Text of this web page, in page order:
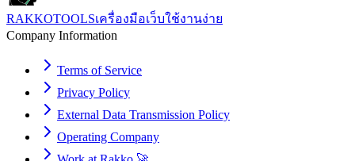
RAKKOTOOLSเครื่องมือเว็บใช้งานง่าย
Company Information
Terms of Service
Privacy Policy
External Data Transmission Policy
Operating Company